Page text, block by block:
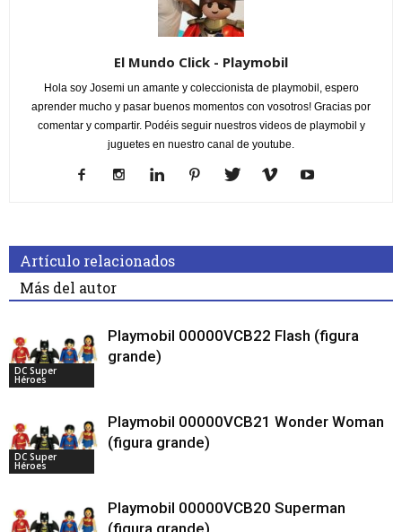
El Mundo Click - Playmobil
Hola soy Josemi un amante y coleccionista de playmobil, espero
aprender mucho y pasar buenos momentos con vosotros! Gracias por
comentar y compartir. Podéis seguir nuestros videos de playmobil y
juguetes en nuestro canal de youtube.
Artículo relacionados
Más del autor
DC Super
Héroes
Playmobil 00000VCB22 Flash (figura
grande)
DC Super
Héroes
Playmobil 00000VCB21 Wonder Woman
(figura grande)
Playmobil 00000VCB20 Superman
(figura grande)